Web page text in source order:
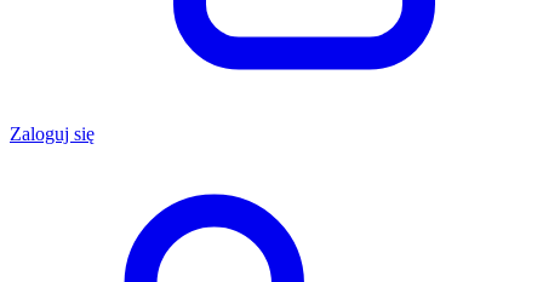
Zaloguj się